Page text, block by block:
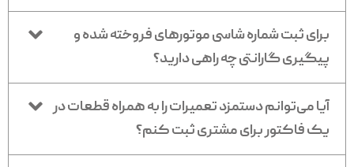
برای ثبت شماره شاسی موتورهای فروخته شده و
پیگیری گارانتی چه راهی دارید؟
آیا می‌توانم دستمزد تعمیرات را به همراه قطعات در
یک فاکتور برای مشتری ثبت کنم؟